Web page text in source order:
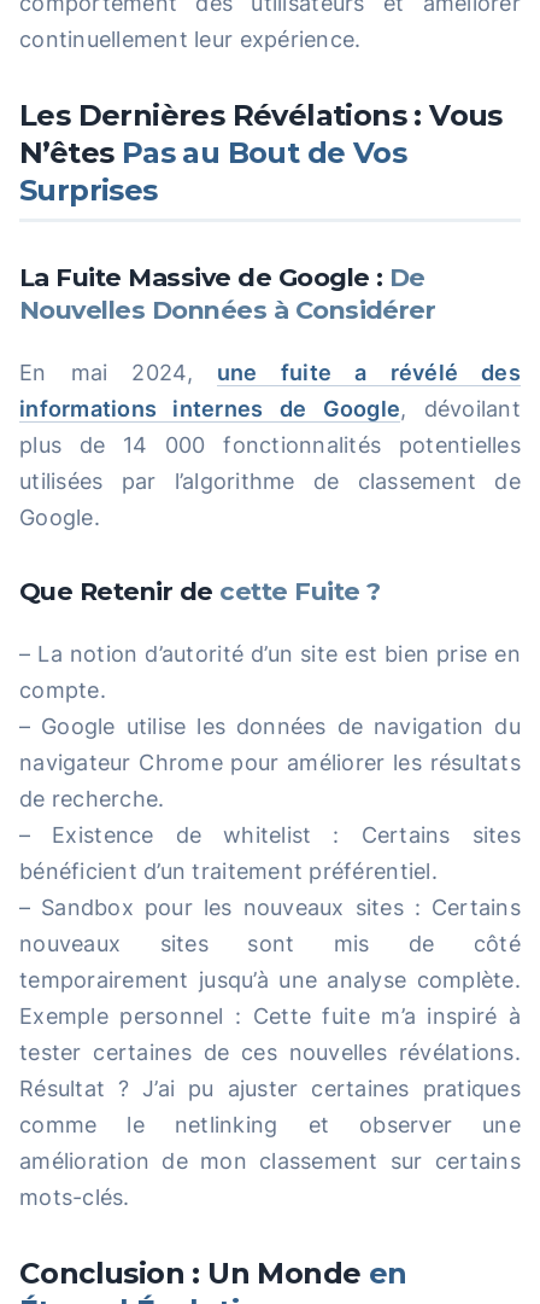
continuellement leur expérience.
Les Dernières Révélations : Vous
N’êtes Pas au Bout de Vos
Surprises
La Fuite Massive de Google : De
Nouvelles Données à Considérer
En mai 2024, une fuite a révélé des
informations internes de Google, dévoilant
plus de 14 000 fonctionnalités potentielles
utilisées par l’algorithme de classement de
Google.
Que Retenir de cette Fuite ?
– La notion d’autorité d’un site est bien prise en
compte.
– Google utilise les données de navigation du
navigateur Chrome pour améliorer les résultats
de recherche.
– Existence de whitelist : Certains sites
bénéficient d’un traitement préférentiel.
– Sandbox pour les nouveaux sites : Certains
nouveaux sites sont mis de côté
temporairement jusqu’à une analyse complète.
Exemple personnel : Cette fuite m’a inspiré à
tester certaines de ces nouvelles révélations.
Résultat ? J’ai pu ajuster certaines pratiques
comme le netlinking et observer une
amélioration de mon classement sur certains
mots-clés.
Conclusion : Un Monde en